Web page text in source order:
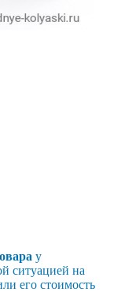
у
ситуацией на
его стоимость